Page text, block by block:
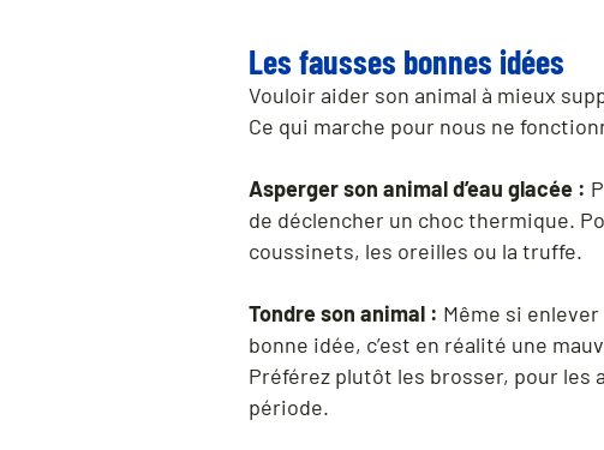
Les fausses bonnes idées
Vouloir aider son animal à mieux
Ce qui marche pour nous ne
Asperger son animal d’eau glacée :
de déclencher un choc thermique.
coussinets, les oreilles ou la truffe.
Tondre son animal : Même si
bonne idée, c’est en réalité une
Préférez plutôt les brosser, pour les
période.